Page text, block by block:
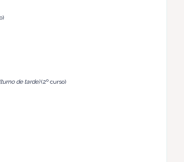
(turno de tarde)(2º curso)